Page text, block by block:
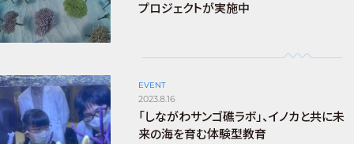
プロジェクトが実施中
EVENT
2023.8.16
「しながわサンゴ礁ラボ」、イノカと共に未
来の海を育む体験型教育